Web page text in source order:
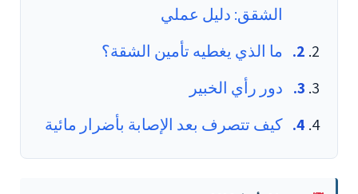
الشقق: دليل عملي
ما الذي يغطيه تأمين الشقة؟
دور رأي الخبير
كيف تتصرف بعد الإصابة بأضرار مائية